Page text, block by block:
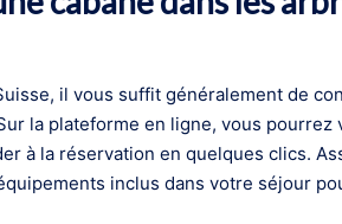
il vous suffit généralement de
la plateforme en ligne, vous pourrez
à la réservation en quelques clics.
inclus dans votre séjour